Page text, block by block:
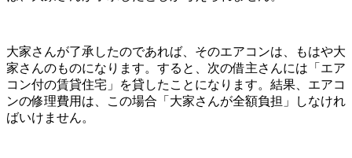
大家さんが了承したのであれば、そのエアコンは、もはや大
家さんのものになります。すると、次の借主さんには「エア
コン付の賃貸住宅」を貸したことになります。結果、エアコ
ンの修理費用は、この場合「大家さんが全額負担」しなけれ
ばいけません。